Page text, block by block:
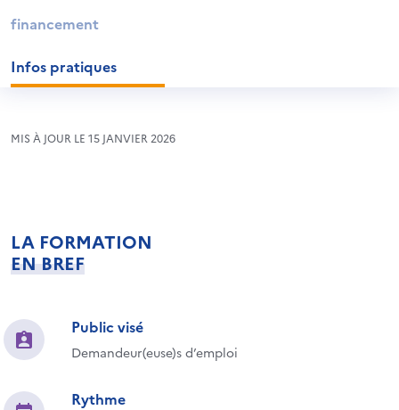
financement
Infos pratiques
MIS À JOUR LE 15 JANVIER 2026
LA FORMATION
EN BREF
Public visé
Demandeur(euse)s d’emploi
Rythme